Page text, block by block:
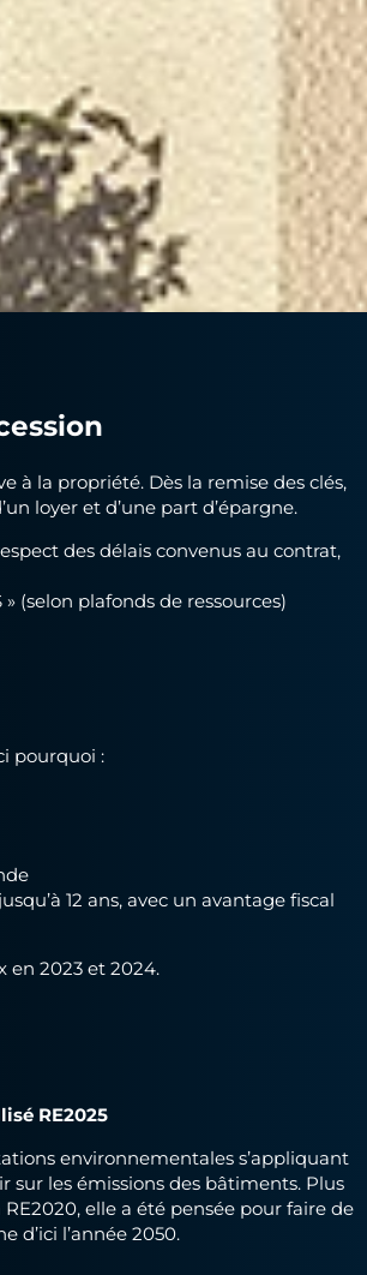
à la propriété. Dès la remise des clés,
loyer et d’une part d’épargne.
des délais convenus au contrat,
(selon plafonds de ressources)
pourquoi :
12 ans, avec un avantage fiscal
en 2023 et 2024.
RE2025
environnementales s’appliquant
sur les émissions des bâtiments. Plus
elle a été pensée pour faire de
d’ici l’année 2050.